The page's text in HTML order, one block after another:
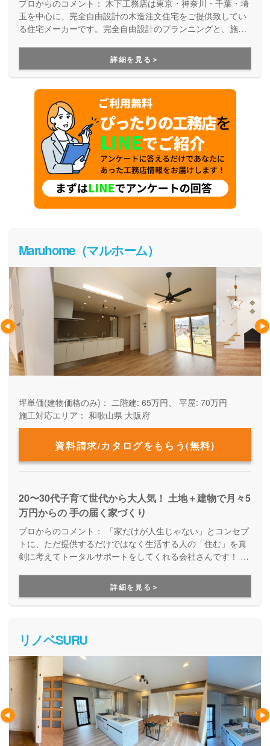
プロからのコメント： 木下工務店は東京・神奈川・千葉・埼
玉を中心に、完全自由設計の木造注文住宅をご提供致してい
る住宅メーカーです。完全自由設計のプランニングと、施工
かだからこそ叶えらえる「完全自由設計」の注文住宅を実現
できます。性能や保証も万全なので安心です。
詳細を見る＞
Maruhome（マルホーム）
坪単価(建物価格のみ)： 二階建: 65万円、 平屋: 70万円
施工対応エリア： 和歌山県 大阪府
資料請求/カタログをもらう(無料)
20〜30代子育て世代から大人気！ 土地＋建物で月々5
万円からの 手の届く家づくり
プロからのコメント：
「家だけが人生じゃない」とコンセプ
トに、ただ提供するだけではなく生活する人の「住む」を真
剣に考えてトータルサポートをしてくれる会社さんです！ で
を優先したお家づくりが得意です。
詳細を見る＞
リノベSURU